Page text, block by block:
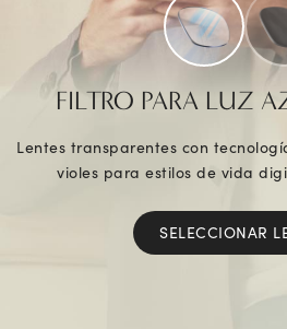
FILTRO PARA LUZ
Lentes transparentes con
violes para estilos de vida
SELECCIONAR